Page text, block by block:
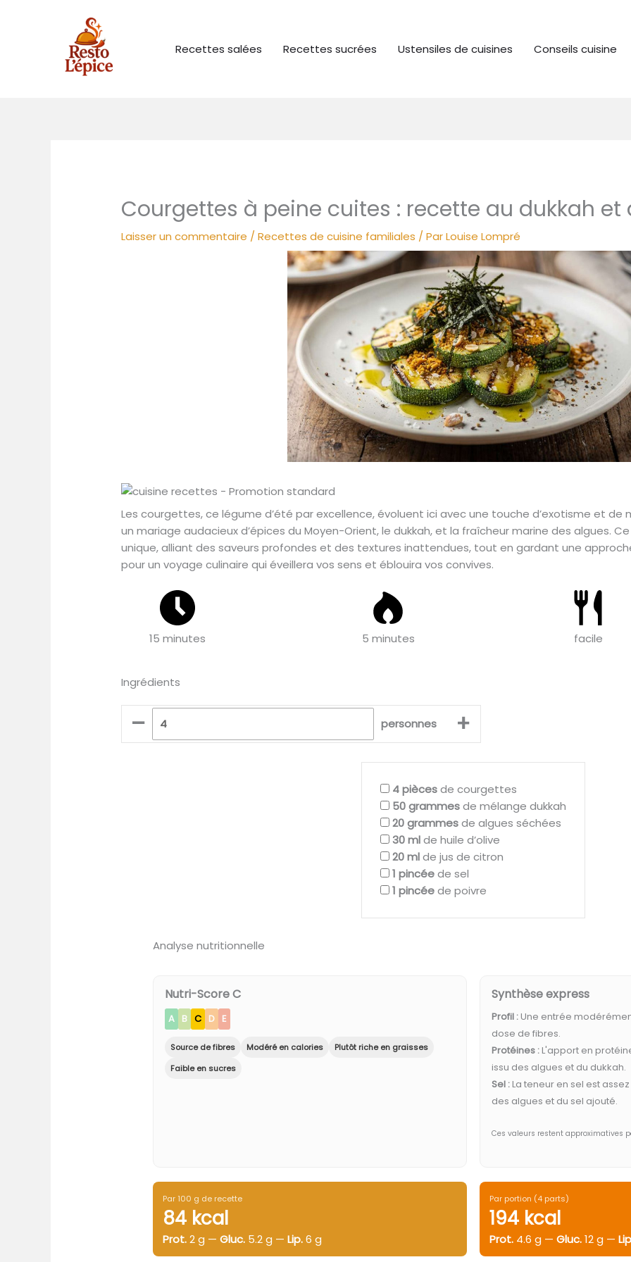
Recettes salées Recettes sucrées Ustensiles de cuisines Conseils cuisine
Courgettes à peine cuites : recette au dukkah et
Laisser un commentaire /Recettes de cuisine familiales / ParLouise Lompré
Les courgettes, ce légume d’été par excellence, évoluent ici avec une touche d’exotisme et de
un mariage audacieux d’épices du Moyen-Orient, le dukkah, et la fraîcheur marine des algues.
unique, alliant des saveurs profondes et des textures inattendues, tout en gardant une
pour un voyage culinaire qui éveillera vos sens et éblouira vos convives.
15 minutes 5 minutes facile
Ingrédients
– personnes +
4piècesde courgettes
50grammesde mélange dukkah
20grammesde algues séchées
30mlde huile d’olive
20mlde jus de citron
1 pincéede sel
1 pincéede poivre
Analyse nutritionnelle
Nutri-Score C
A B C D E
Source de fibres Modéré en calories
Plutôt riche en graisses
Faible en sucres
Synthèse express
Profil :Une entrée
dose de fibres.
Protéines :L'apport en
issu des algues et du dukkah.
Sel :La teneur en sel est
des algues et du sel ajouté.
Ces valeurs restent approximatives
Par 100 g de recette
84 kcal
Prot.2 g —Gluc. 5.2 g —Lip.6 g
Par portion (4 parts)
194 kcal
Prot. 4.6 g —Gluc.12 g —